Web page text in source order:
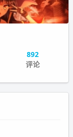
892
评论